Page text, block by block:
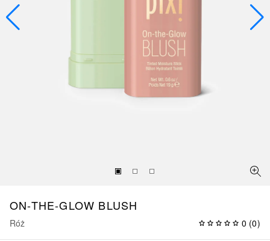
ON-THE-GLOW BLUSH
Róż 0 (0)